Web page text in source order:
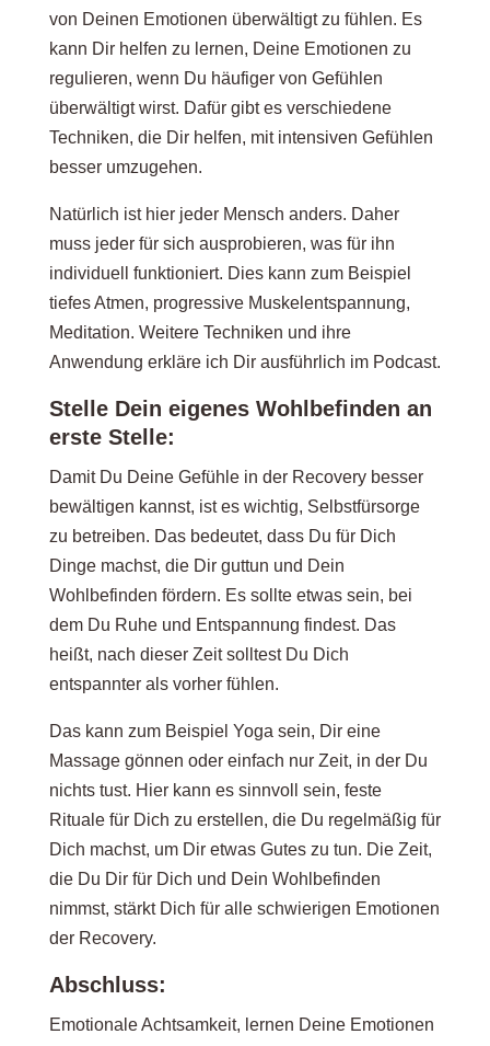
von Deinen Emotionen überwältigt zu fühlen. Es
kann Dir helfen zu lernen, Deine Emotionen zu
regulieren, wenn Du häufiger von Gefühlen
überwältigt wirst. Dafür gibt es verschiedene
Techniken, die Dir helfen, mit intensiven Gefühlen
besser umzugehen.
Natürlich ist hier jeder Mensch anders. Daher
muss jeder für sich ausprobieren, was für ihn
individuell funktioniert. Dies kann zum Beispiel
tiefes Atmen, progressive Muskelentspannung,
Meditation. Weitere Techniken und ihre
Anwendung erkläre ich Dir ausführlich im Podcast.
Stelle Dein eigenes Wohlbefinden an
erste Stelle:
Damit Du Deine Gefühle in der Recovery besser
bewältigen kannst, ist es wichtig, Selbstfürsorge
zu betreiben. Das bedeutet, dass Du für Dich
Dinge machst, die Dir guttun und Dein
Wohlbefinden fördern. Es sollte etwas sein, bei
dem Du Ruhe und Entspannung findest. Das
heißt, nach dieser Zeit solltest Du Dich
entspannter als vorher fühlen.
Das kann zum Beispiel Yoga sein, Dir eine
Massage gönnen oder einfach nur Zeit, in der Du
nichts tust. Hier kann es sinnvoll sein, feste
Rituale für Dich zu erstellen, die Du regelmäßig für
Dich machst, um Dir etwas Gutes zu tun. Die Zeit,
die Du Dir für Dich und Dein Wohlbefinden
nimmst, stärkt Dich für alle schwierigen Emotionen
der Recovery.
Abschluss:
Emotionale Achtsamkeit, lernen Deine Emotionen